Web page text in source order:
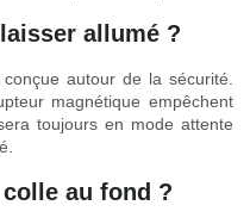
allumé ?
autour de la sécurité.
magnétique empêchent
toujours en mode attente
au fond ?